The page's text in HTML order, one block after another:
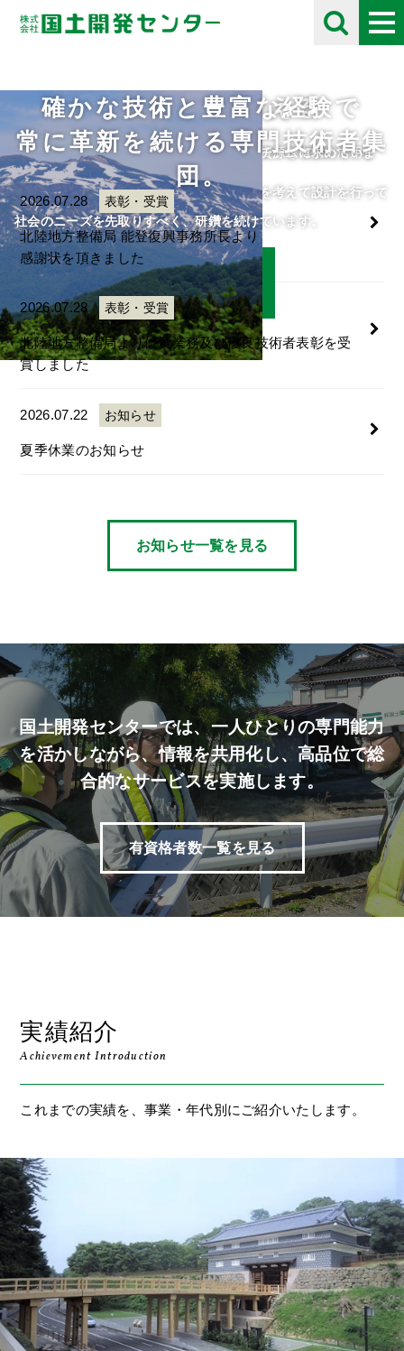
未来の自然を考える
住民や将来の子供たちのために、限られた資源を有効に活用し
て、
人・自然・環境・街との調和と未来の自然を考えて設計を行って
います。
詳細はこちら
採用情報
自分の好きな事にとことん打ち込める人をチームに求めていま
す。
ご応募をお待ちしております。
詳細はこちら
確かな技術と豊富な経験で
常に革新を続ける専門技術者集
団。
社会のニーズを先取りすべく、研鑽を続けています。
お知らせ
Information
2026.07.28 表彰・受賞
北陸地方整備局 能登復興事務所長より
感謝状を頂きました
2026.07.28 表彰・受賞
北陸地方整備局より優良業務及び優良技術者表彰を受
賞しました
2026.07.22 お知らせ
夏季休業のお知らせ
お知らせ一覧を見る
国土開発センターでは、一人ひとりの専門能力
を活かしながら、情報を共用化し、高品位で総
合的なサービスを実施します。
有資格者数一覧を見る
実績紹介
Achievement Introduction
これまでの実績を、事業・年代別にご紹介いたします。